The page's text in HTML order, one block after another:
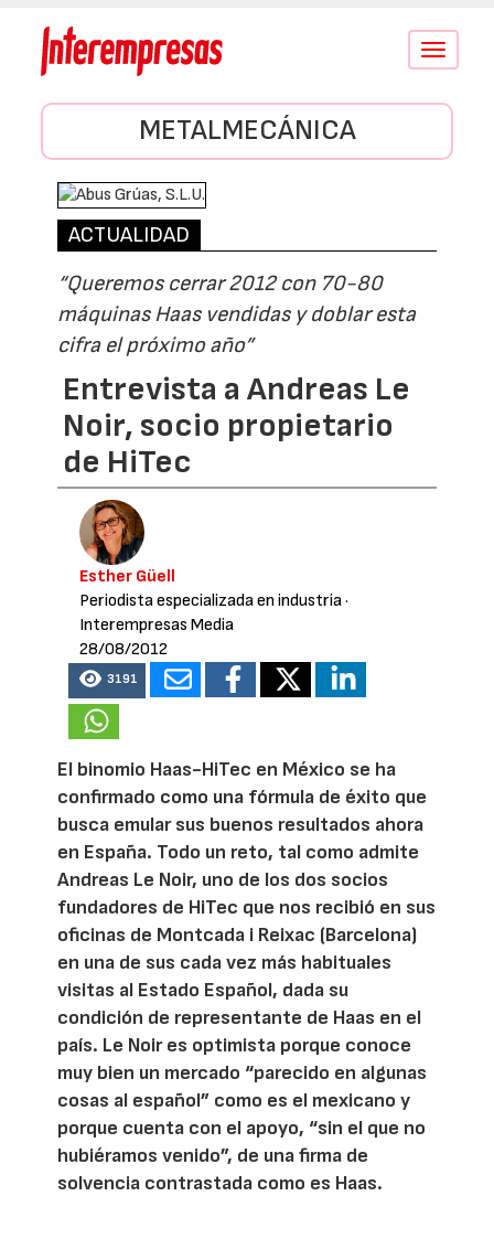
Conmutar
METALMECÁNICA
ACTUALIDAD
“Queremos cerrar 2012 con 70-80
máquinas Haas vendidas y doblar esta
cifra el próximo año”
Entrevista a Andreas Le
Noir, socio propietario
de HiTec
Esther Güell
Periodista especializada en industria·
Interempresas Media
28/08/2012
3191
El binomio Haas-HiTec en México se ha
confirmado como una fórmula de éxito que
busca emular sus buenos resultados ahora
en España. Todo un reto, tal como admite
Andreas Le Noir, uno de los dos socios
fundadores de HiTec que nos recibió en sus
oficinas de Montcada i Reixac (Barcelona)
en una de sus cada vez más habituales
visitas al Estado Español, dada su
condición de representante de Haas en el
país. Le Noir es optimista porque conoce
muy bien un mercado “parecido en algunas
cosas al español” como es el mexicano y
porque cuenta con el apoyo, “sin el que no
hubiéramos venido”, de una firma de
solvencia contrastada como es Haas.